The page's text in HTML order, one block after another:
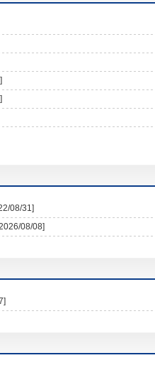
08/31]
08/08]